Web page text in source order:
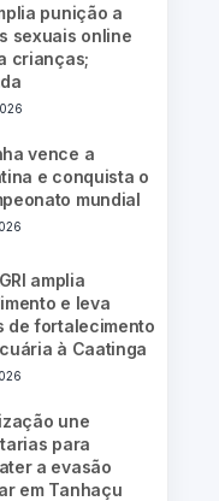
punição a
sexuais online
crianças;
vence a
e conquista o
mundial
amplia
e leva
de fortalecimento
à Caatinga
une
para
a evasão
em Tanhaçu